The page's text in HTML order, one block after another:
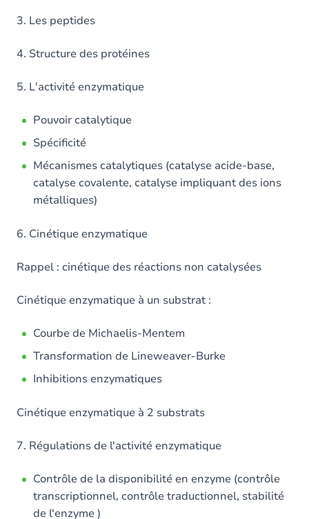
3. Les peptides
4. Structure des protéines
5. L'activité enzymatique
Pouvoir catalytique
Spécificité
Mécanismes catalytiques (catalyse acide-base,
catalyse covalente, catalyse impliquant des ions
métalliques)
6. Cinétique enzymatique
Rappel : cinétique des réactions non catalysées
Cinétique enzymatique à un substrat :
Courbe de Michaelis-Mentem
Transformation de Lineweaver-Burke
Inhibitions enzymatiques
Cinétique enzymatique à 2 substrats
7. Régulations de l'activité enzymatique
Contrôle de la disponibilité en enzyme (contrôle
transcriptionnel, contrôle traductionnel, stabilité
de l'enzyme )